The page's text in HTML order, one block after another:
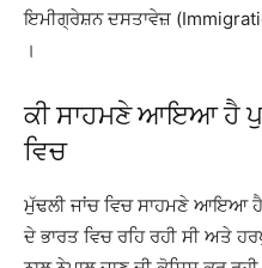
ਇਮੀਗ੍ਰੇਸ਼ਨ ਦਸਤਾਵੇਜ਼
।
ਕੀ ਸਾਹਮਣੇ ਆਇਆ ਹੈ
ਵਿਚ
ਮੁੱਢਲੀ ਜਾਂਚ ਵਿਚ ਸਾਹਮਣੇ ਆਇਆ
ਦੇ ਭਾਰਤ ਵਿਚ ਰਹਿ ਰਹੀ ਸੀ ਅਤੇ